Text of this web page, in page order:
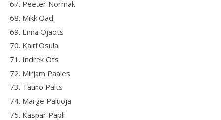
67. Peeter Normak
68. Mikk Oad
69. Enna Ojaots
70. Kairi Osula
71. Indrek Ots
72. Mirjam Paales
73. Tauno Palts
74. Marge Paluoja
75. Kaspar Papli